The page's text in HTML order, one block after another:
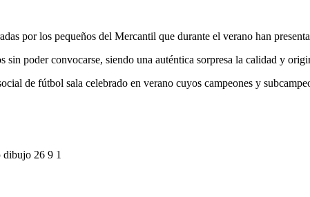
por los pequeños del Mercantil que durante el verano han
sin poder convocarse, siendo una auténtica sorpresa la calidad y
de fútbol sala celebrado en verano cuyos campeones y